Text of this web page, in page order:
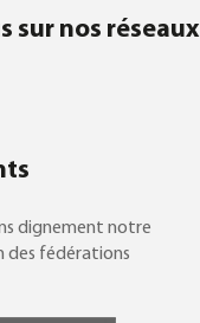
sur nos réseaux
dignement notre
des fédérations